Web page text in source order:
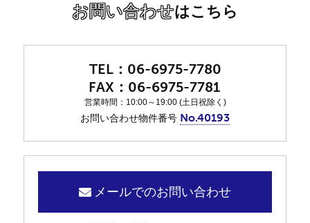
お問い合わせはこちら
06-6975-7780
06-6975-7781
営業時間：10:00～19:00 (土日祝除く)
お問い合わせ物件番号 No.40193
メールでのお問い合わせ